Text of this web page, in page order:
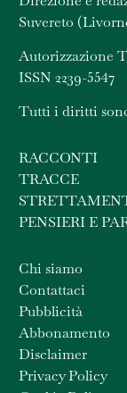
Suvereto
Autorizzazione
ISSN 2239-5547
Tutti i diritti
RACCONTI
TRACCE
PENSIERI E
Chi siamo
Contattaci
Pubblicità
Abbonamento
Disclaimer
Privacy Policy